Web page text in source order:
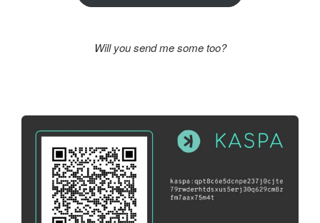
Will you send me some too?